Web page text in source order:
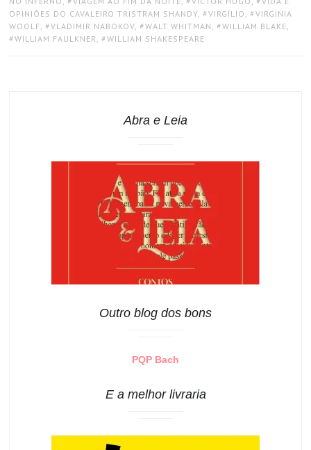
OPINIÕES DO CAVALEIRO TRISTRAM SHANDY, VIRGÍLIO , VIRGINIA
WOOLF, VLADIMIR NABOKOV, WALT WHITMAN , WILLIAM BLAKE,
WILLIAM FAULKNER, WILLIAM SHAKESPEARE
Abra e Leia
Outro blog dos bons
PQP Bach
E a melhor livraria